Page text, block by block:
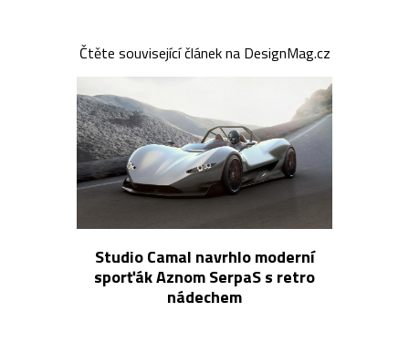
Čtěte související článek na DesignMag.cz
Studio Camal navrhlo moderní
sporťák Aznom SerpaS s retro
nádechem